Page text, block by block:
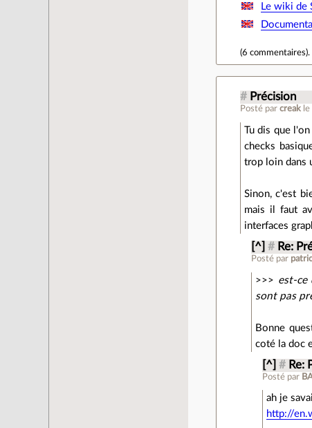
Le wiki de
(6 commentaires).
# Précision
Posté parcreak
Tu dis que
checks
trop loin dans
Sinon, c'est
mais il faut
interfaces
[^] # Re:
Posté par
>>> est-ce
sont pas
Bonne
coté la doc
[^] # Re:
Posté par
ah je
http://